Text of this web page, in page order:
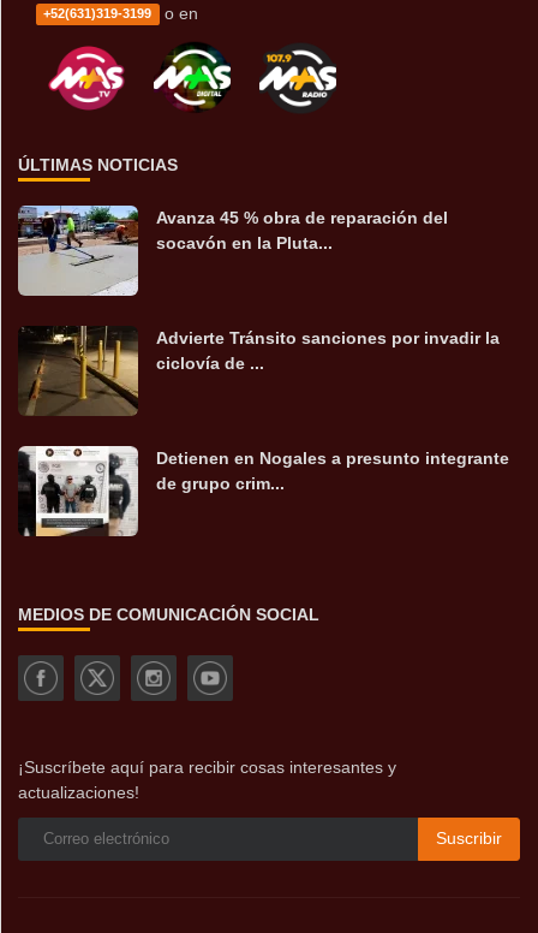
+52(631)319-3199 o en
ÚLTIMAS NOTICIAS
Avanza 45 % obra de reparación del
socavón en la Pluta...
Advierte Tránsito sanciones por invadir la
ciclovía de ...
Detienen en Nogales a presunto integrante
de grupo crim...
MEDIOS DE COMUNICACIÓN SOCIAL
¡Suscríbete aquí para recibir cosas interesantes y
actualizaciones!
Suscribir